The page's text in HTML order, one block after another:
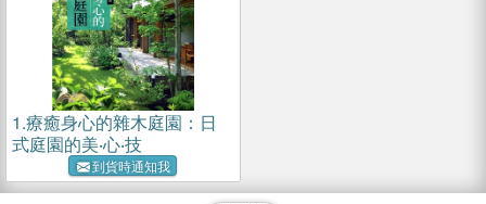
1.療癒身心的雜木庭園：日
式庭園的美‧心‧技
到貨時通知我